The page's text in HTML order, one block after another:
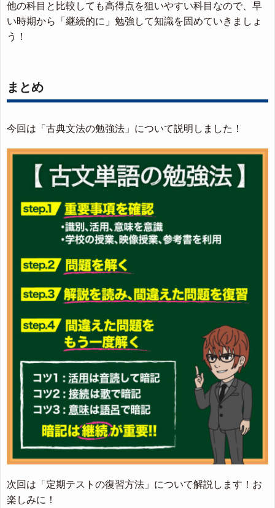
他の科目と比較しても高得点を狙いやすい科目なので、早
い時期から「継続的に」勉強して知識を固めていきましょ
う！
まとめ
今回は「古典文法の勉強法」について説明しました！
次回は「定期テストの復習方法」について解説します！お
楽しみに！